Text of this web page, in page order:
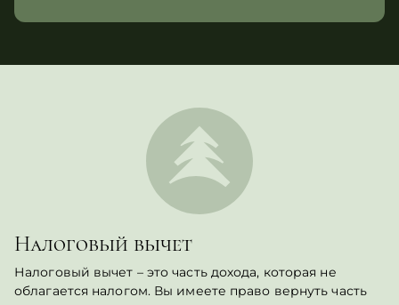
Налоговый вычет
Налоговый вычет – это часть дохода, которая не
облагается налогом. Вы имеете право вернуть часть